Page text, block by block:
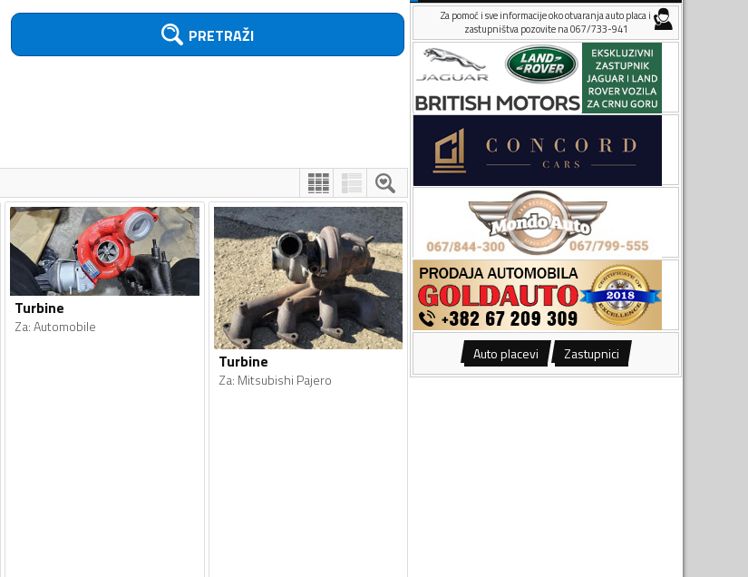
PRETRAŽI
Turbine
Za:Automobile
Turbine
Za: Mitsubishi Pajero
Za pomoć i sve informacije oko otvaranja auto placa i
zastupništva pozovite na 067/733-941
Auto placevi Zastupnici